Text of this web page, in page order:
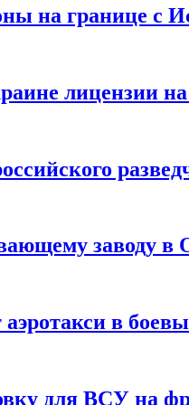
на границе с
лицензии
заводу в
в
для ВСУ на